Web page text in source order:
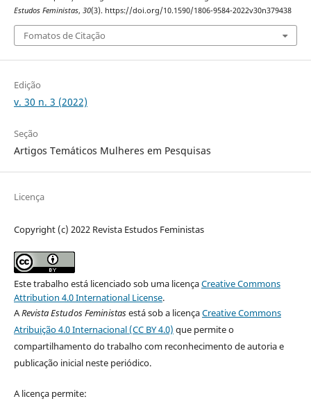
Estudos Feministas, 30(3). https://doi.org/10.1590/1806-9584-2022v30n379438
Fomatos de Citação
Edição
v. 30 n. 3 (2022)
Seção
Artigos Temáticos Mulheres em Pesquisas
Licença
Copyright (c) 2022 Revista Estudos Feministas
Este trabalho está licenciado sob uma licençaCreative Commons
Attribution 4.0 International License.
ARevista Estudos Feministasestá sob a licençaCreative Commons
Atribuição 4.0 Internacional (CC BY 4.0) que permite o
compartilhamento do trabalho com reconhecimento de autoria e
publicação inicial neste periódico.
A licença permite: